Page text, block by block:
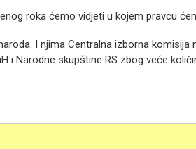
roka ćemo vidjeti u kojem pravcu
I njima Centralna izborna komisija
i Narodne skupštine RS zbog veće